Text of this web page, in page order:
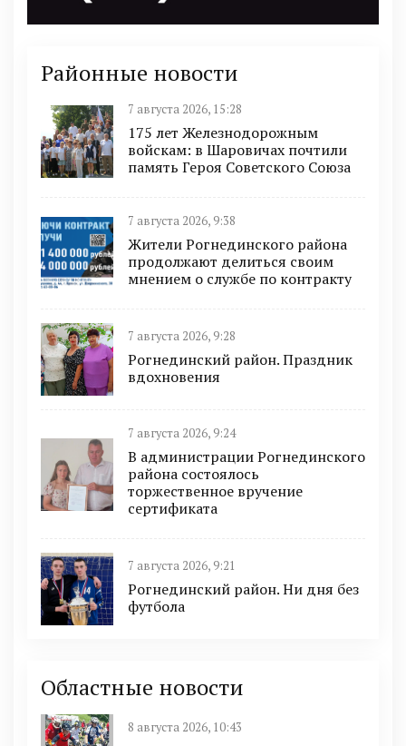
Районные новости
7 августа 2026, 15:28
175 лет Железнодорожным
войскам: в Шаровичах почтили
память Героя Советского Союза
7 августа 2026, 9:38
Жители Рогнединского района
продолжают делиться своим
мнением о службе по контракту
7 августа 2026, 9:28
Рогнединский район. Праздник
вдохновения
7 августа 2026, 9:24
В администрации Рогнединского
района состоялось
торжественное вручение
сертификата
7 августа 2026, 9:21
Рогнединский район. Ни дня без
футбола
Областные новости
8 августа 2026, 10:43